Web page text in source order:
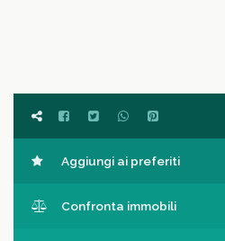
Aggiungi ai preferiti
Confronta immobili